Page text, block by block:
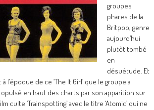
groupes
phares de la
Britpop, genre
aujourd’hui
plutôt tombé
en
désuétude. Et
l’époque de ce ‘The It Girl’ que le groupe a
en haut des charts par son apparition sur
culte ‘Trainspotting’ avec le titre ‘Atomic’ qui ne